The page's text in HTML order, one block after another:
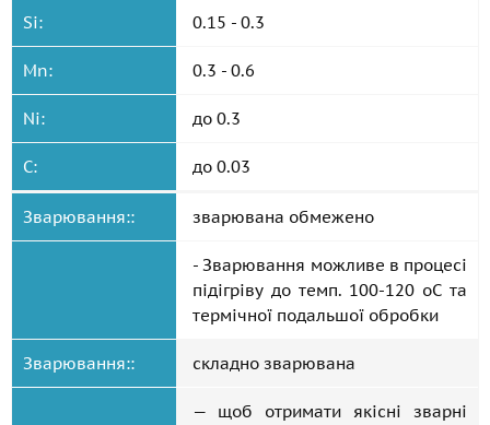
Si: 0.15 - 0.3
Mn: 0.3 - 0.6
Ni: до 0.3
C: до 0.03
Зварювання:: зварювана обмежено
- Зварювання можливе в процесі
підігріву до темп. 100-120 oС та
термічної подальшої обробки
Зварювання:: складно зварювана
— щоб отримати якісні зварні